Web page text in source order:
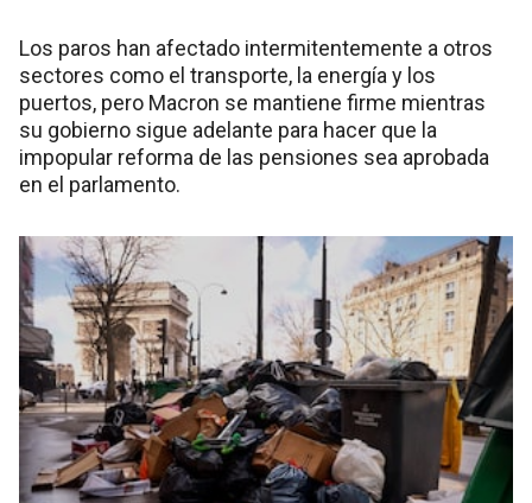
Los paros han afectado intermitentemente a otros
sectores como el transporte, la energía y los
puertos, pero Macron se mantiene firme mientras
su gobierno sigue adelante para hacer que la
impopular reforma de las pensiones sea aprobada
en el parlamento.